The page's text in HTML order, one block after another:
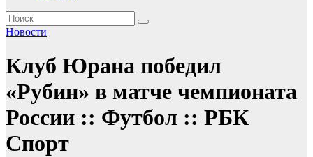
Новости
Клуб Юрана победил
«Рубин» в матче чемпионата
России :: Футбол :: РБК
Спорт